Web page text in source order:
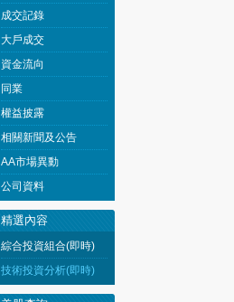
成交記錄
大戶成交
資金流向
同業
權益披露
相關新聞及公告
AA市場異動
公司資料
精選內容
綜合投資組合(即時)
技術投資分析(即時)